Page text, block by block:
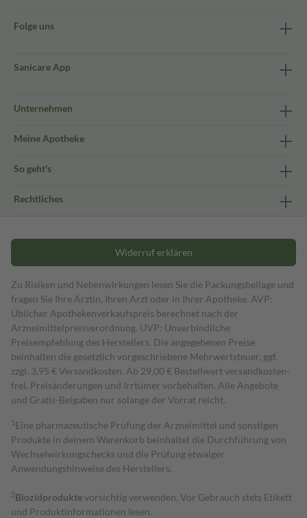
Folge uns
Sanicare App
Unternehmen
Meine Apotheke
So geht's
Rechtliches
Widerruf erklären
Zu Risiken und Nebenwirkungen lesen Sie die Packungsbeilage und
fragen Sie Ihre Ärztin, Ihren Arzt oder in Ihrer Apotheke. AVP:
Üblicher Apothekenverkaufspreis berechnet nach der
Arzneimittelpreisverordnung. UVP: Unverbindliche
Preisempfehlung des Herstellers. Die angegebenen Preise
beinhalten die gesetzlich vorgeschriebene Mehrwertsteuer, ggf.
zzgl. 3,95 € Versandkosten. Ab 29,00 € Bestell­wert versand­kosten­
frei. Preisänderungen und Irrtümer vorbehalten. Alle Angebote
und Gratis-Beigaben nur solange der Vorrat reicht.
1 Eine pharmazeutische Prüfung der Arzneimittel und sonstigen
Produkte in deinem Warenkorb beinhaltet die Durchführung von
Wechselwirkungschecks und die Prüfung etwaiger
Anwendungshinweise des Herstellers.
2Biozidproduktevorsichtig verwenden. Vor Gebrauch stets Etikett
und Produktinformationen lesen.